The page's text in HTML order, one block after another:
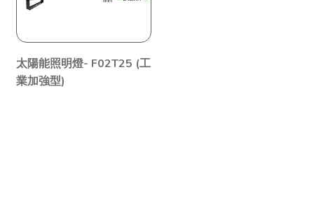
太陽能照明燈- F02T25 (工
業加強型)